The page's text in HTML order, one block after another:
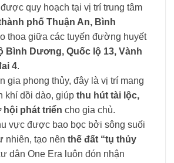
được quy hoạch tại vị trí trung tâm
phố Thuận An, Bình
thoa giữa các tuyến đường huyết
Bình Dương, Quốc lộ 13, Vành
4.
gia phong thủy, đây là vị trí mang
khí dồi dào, giúp thu hút tài lộc,
hội phát triển cho gia chủ.
vực được bao bọc bởi sông suối
nhiên, tạo nên thế đất “tụ thủy
dân One Era luôn đón nhận